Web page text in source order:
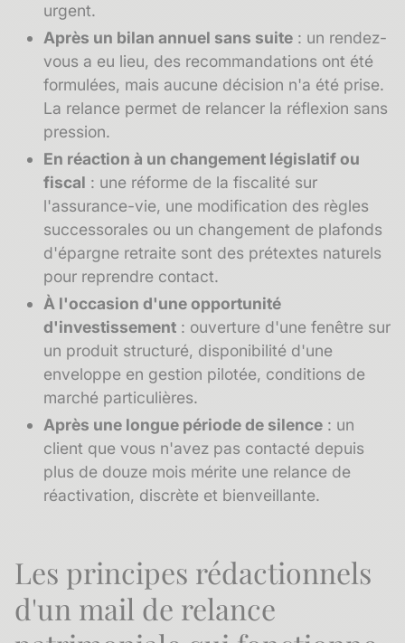
urgent.
Après un bilan annuel sans suite : un rendez-
vous a eu lieu, des recommandations ont été
formulées, mais aucune décision n'a été prise.
La relance permet de relancer la réflexion sans
pression.
En réaction à un changement législatif ou
fiscal : une réforme de la fiscalité sur
l'assurance-vie, une modification des règles
successorales ou un changement de plafonds
d'épargne retraite sont des prétextes naturels
pour reprendre contact.
À l'occasion d'une opportunité
d'investissement : ouverture d'une fenêtre sur
un produit structuré, disponibilité d'une
enveloppe en gestion pilotée, conditions de
marché particulières.
Après une longue période de silence : un
client que vous n'avez pas contacté depuis
plus de douze mois mérite une relance de
réactivation, discrète et bienveillante.
Les principes rédactionnels
d'un mail de relance